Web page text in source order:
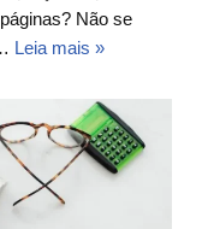
Não se
Leia mais »